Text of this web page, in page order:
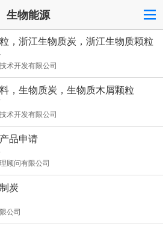
生物能源
，浙江生物质炭，浙江生物质颗粒
术开发有限公司
，生物质炭，生物质木屑颗粒
术开发有限公司
品申请
顾问有限公司
炭
公司